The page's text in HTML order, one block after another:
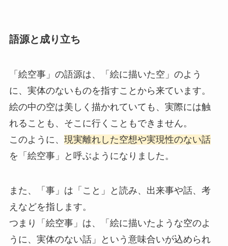
語源と成り立ち
「絵空事」の語源は、「絵に描いた空」のよう
に、実体のないものを指すことから来ています。
絵の中の空は美しく描かれていても、実際には触
れることも、そこに行くこともできません。
このように、 現実離れした空想や実現性のない話
を「絵空事」と呼ぶようになりました。
また、「事」は「こと」と読み、出来事や話、考
えなどを指します。
つまり「絵空事」は、「絵に描いたような空のよ
うに、実体のない話」という意味合いが込められ